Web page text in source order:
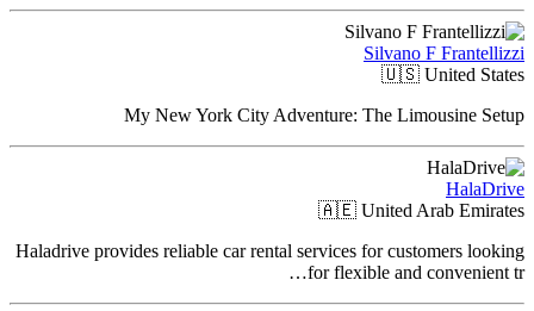
Silvano F Frantellizzi
🇺🇸 United States
My New York City Adventure: The Limousine Setup
HalaDrive
🇦🇪 United Arab Emirates
Haladrive provides reliable car rental services for customers looking
for flexible and convenient tr…